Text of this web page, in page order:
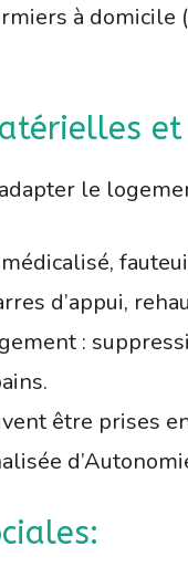
à domicile
le
d’appui,
:
être prises